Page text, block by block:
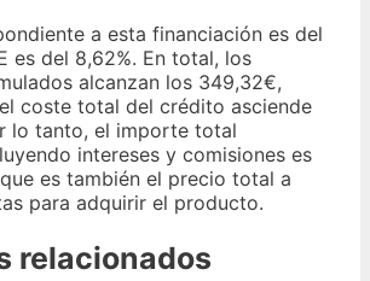
a esta financiación es del
es del 8,62%. En total, los
alcanzan los 349,32€,
coste total del crédito asciende
lo tanto, el importe total
intereses y comisiones es
es también el precio total a
para adquirir el producto.
relacionados